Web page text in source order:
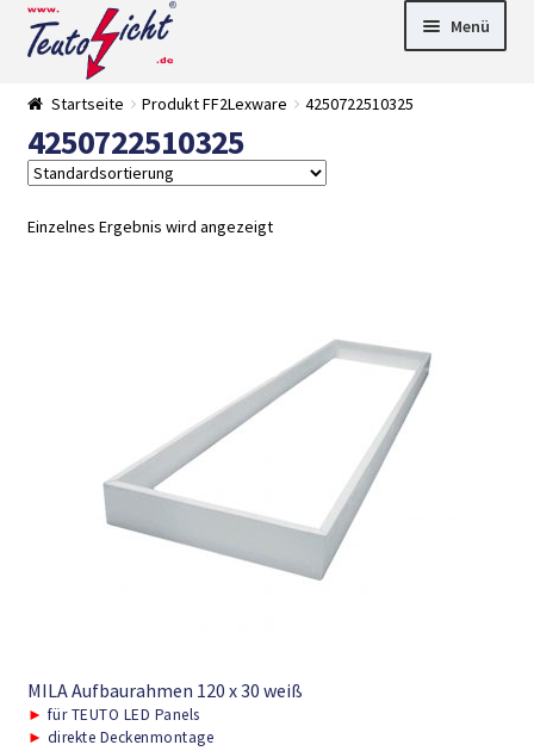
Zur
Navigation
springen
Springe
zum
Menü
►
Startseite Produkt FF2Lexware 4250722510325
4250722510325
Einzelnes Ergebnis wird angezeigt
MILA Aufbaurahmen 120 x 30 weiß
► für TEUTO LED Panels
► direkte Deckenmontage